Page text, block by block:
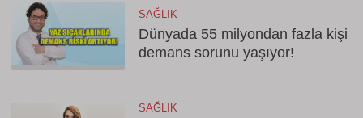
SAĞLIK
Dünyada 55 milyondan fazla kişi
demans sorunu yaşıyor!
SAĞLIK